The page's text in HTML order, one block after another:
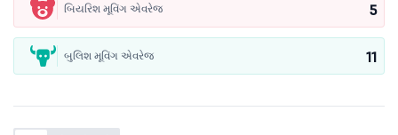
બિયરિશ મૂવિંગ એવરેજ 5
બુલિશ મૂવિંગ એવરેજ 11